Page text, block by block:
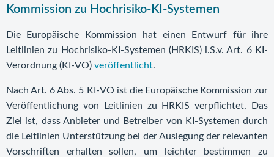
Kommission zu Hochrisiko-KI-Systemen
Die Europäische Kommission hat einen Entwurf für ihre
Leitlinien zu Hochrisiko-KI-Systemen (HRKIS) i.S.v. Art. 6 KI-
Verordnung (KI-VO) veröffentlicht.
Nach Art. 6 Abs. 5 KI-VO ist die Europäische Kommission zur
Veröffentlichung von Leitlinien zu HRKIS verpflichtet. Das
Ziel ist, dass Anbieter und Betreiber von KI-Systemen durch
die Leitlinien Unterstützung bei der Auslegung der relevanten
Vorschriften erhalten sollen, um leichter bestimmen zu